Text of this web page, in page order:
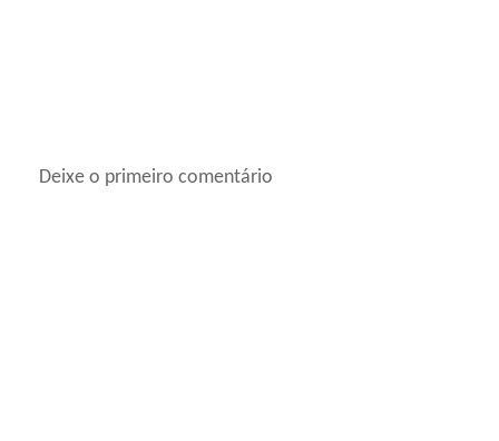
Deixe o primeiro comentário